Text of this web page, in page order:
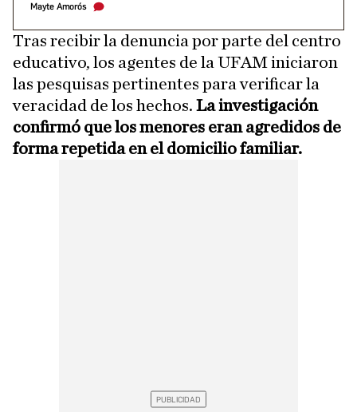
Mayte Amorós
Tras recibir la denuncia por parte del centro
educativo, los agentes de la UFAM iniciaron
las pesquisas pertinentes para verificar la
veracidad de los hechos. La investigación
confirmó que los menores eran agredidos de
forma repetida en el domicilio familiar.